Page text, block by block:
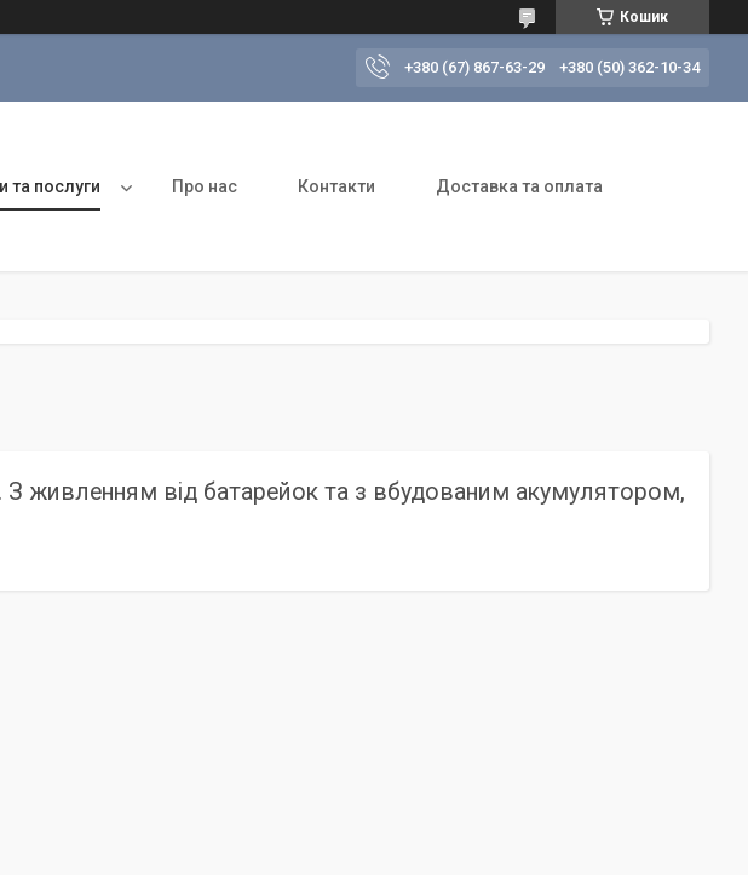
Кошик
+380 (67) 867-63-29 +380 (50) 362-10-34
та послуги Про нас Контакти Доставка та оплата
З живленням від батарейок та з вбудованим акумулятором,